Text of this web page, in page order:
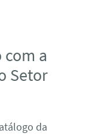
com a
Setor
da